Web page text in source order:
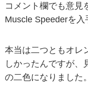
コメント欄でも意見
Muscle Speederを入
本当は二つともオレ
しかったんですが、
の二色になりました。